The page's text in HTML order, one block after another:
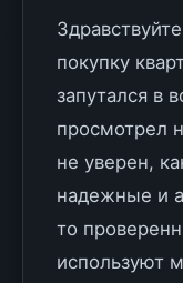
покупку
запутался в
просмотрел
не уверен,
надежные и
то
используют